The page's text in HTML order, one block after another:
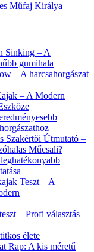
Műfaj Királya
Sinking – A
gumihala
– A harcsahorgászat
– A Modern
Szakértői Útmutató –
Műcsali?
Teszt – A
– Profi választás
élete
Rap: A kis méretű